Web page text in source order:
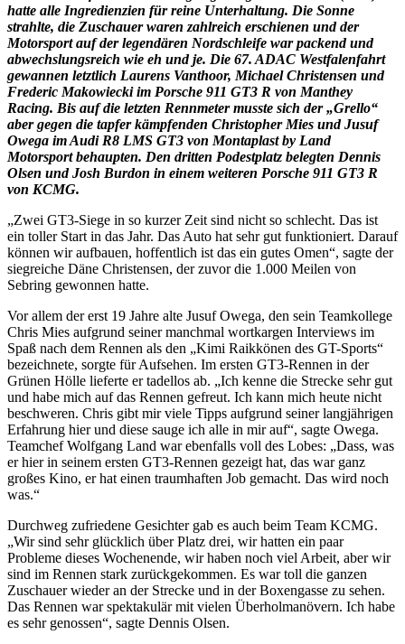
hatte alle Ingredienzien für reine Unterhaltung. Die Sonne
strahlte, die Zuschauer waren zahlreich erschienen und der
Motorsport auf der legendären Nordschleife war packend und
abwechslungsreich wie eh und je. Die 67. ADAC Westfalenfahrt
gewannen letztlich Laurens Vanthoor, Michael Christensen und
Frederic Makowiecki im Porsche 911 GT3 R von Manthey
Racing. Bis auf die letzten Rennmeter musste sich der „Grello“
aber gegen die tapfer kämpfenden Christopher Mies und Jusuf
Owega im Audi R8 LMS GT3 von Montaplast by Land
Motorsport behaupten. Den dritten Podestplatz belegten Dennis
Olsen und Josh Burdon in einem weiteren Porsche 911 GT3 R
von KCMG.
„Zwei GT3-Siege in so kurzer Zeit sind nicht so schlecht. Das ist
ein toller Start in das Jahr. Das Auto hat sehr gut funktioniert. Darauf
können wir aufbauen, hoffentlich ist das ein gutes Omen“, sagte der
siegreiche Däne Christensen, der zuvor die 1.000 Meilen von
Sebring gewonnen hatte.
Vor allem der erst 19 Jahre alte Jusuf Owega, den sein Teamkollege
Chris Mies aufgrund seiner manchmal wortkargen Interviews im
Spaß nach dem Rennen als den „Kimi Raikkönen des GT-Sports“
bezeichnete, sorgte für Aufsehen. Im ersten GT3-Rennen in der
Grünen Hölle lieferte er tadellos ab. „Ich kenne die Strecke sehr gut
und habe mich auf das Rennen gefreut. Ich kann mich heute nicht
beschweren. Chris gibt mir viele Tipps aufgrund seiner langjährigen
Erfahrung hier und diese sauge ich alle in mir auf“, sagte Owega.
Teamchef Wolfgang Land war ebenfalls voll des Lobes: „Dass, was
er hier in seinem ersten GT3-Rennen gezeigt hat, das war ganz
großes Kino, er hat einen traumhaften Job gemacht. Das wird noch
was.“
Durchweg zufriedene Gesichter gab es auch beim Team KCMG.
„Wir sind sehr glücklich über Platz drei, wir hatten ein paar
Probleme dieses Wochenende, wir haben noch viel Arbeit, aber wir
sind im Rennen stark zurückgekommen. Es war toll die ganzen
Zuschauer wieder an der Strecke und in der Boxengasse zu sehen.
Das Rennen war spektakulär mit vielen Überholmanövern. Ich habe
es sehr genossen“, sagte Dennis Olsen.